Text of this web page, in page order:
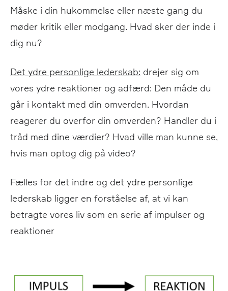
Måske i din hukommelse eller næste gang du
møder kritik eller modgang. Hvad sker der inde i
dig nu?
Det ydre personlige lederskab: drejer sig om
vores ydre reaktioner og adfærd: Den måde du
går i kontakt med din omverden. Hvordan
reagerer du overfor din omverden? Handler du i
tråd med dine værdier? Hvad ville man kunne se,
hvis man optog dig på video?
Fælles for det indre og det ydre personlige
lederskab ligger en forståelse af, at vi kan
betragte vores liv som en serie af impulser og
reaktioner